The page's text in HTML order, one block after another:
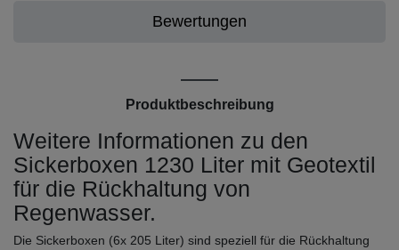
Bewertungen
Produktbeschreibung
Weitere Informationen zu den
Sickerboxen 1230 Liter mit Geotextil
für die Rückhaltung von
Regenwasser.
Die Sickerboxen (6x 205 Liter) sind speziell für die Rückhaltung